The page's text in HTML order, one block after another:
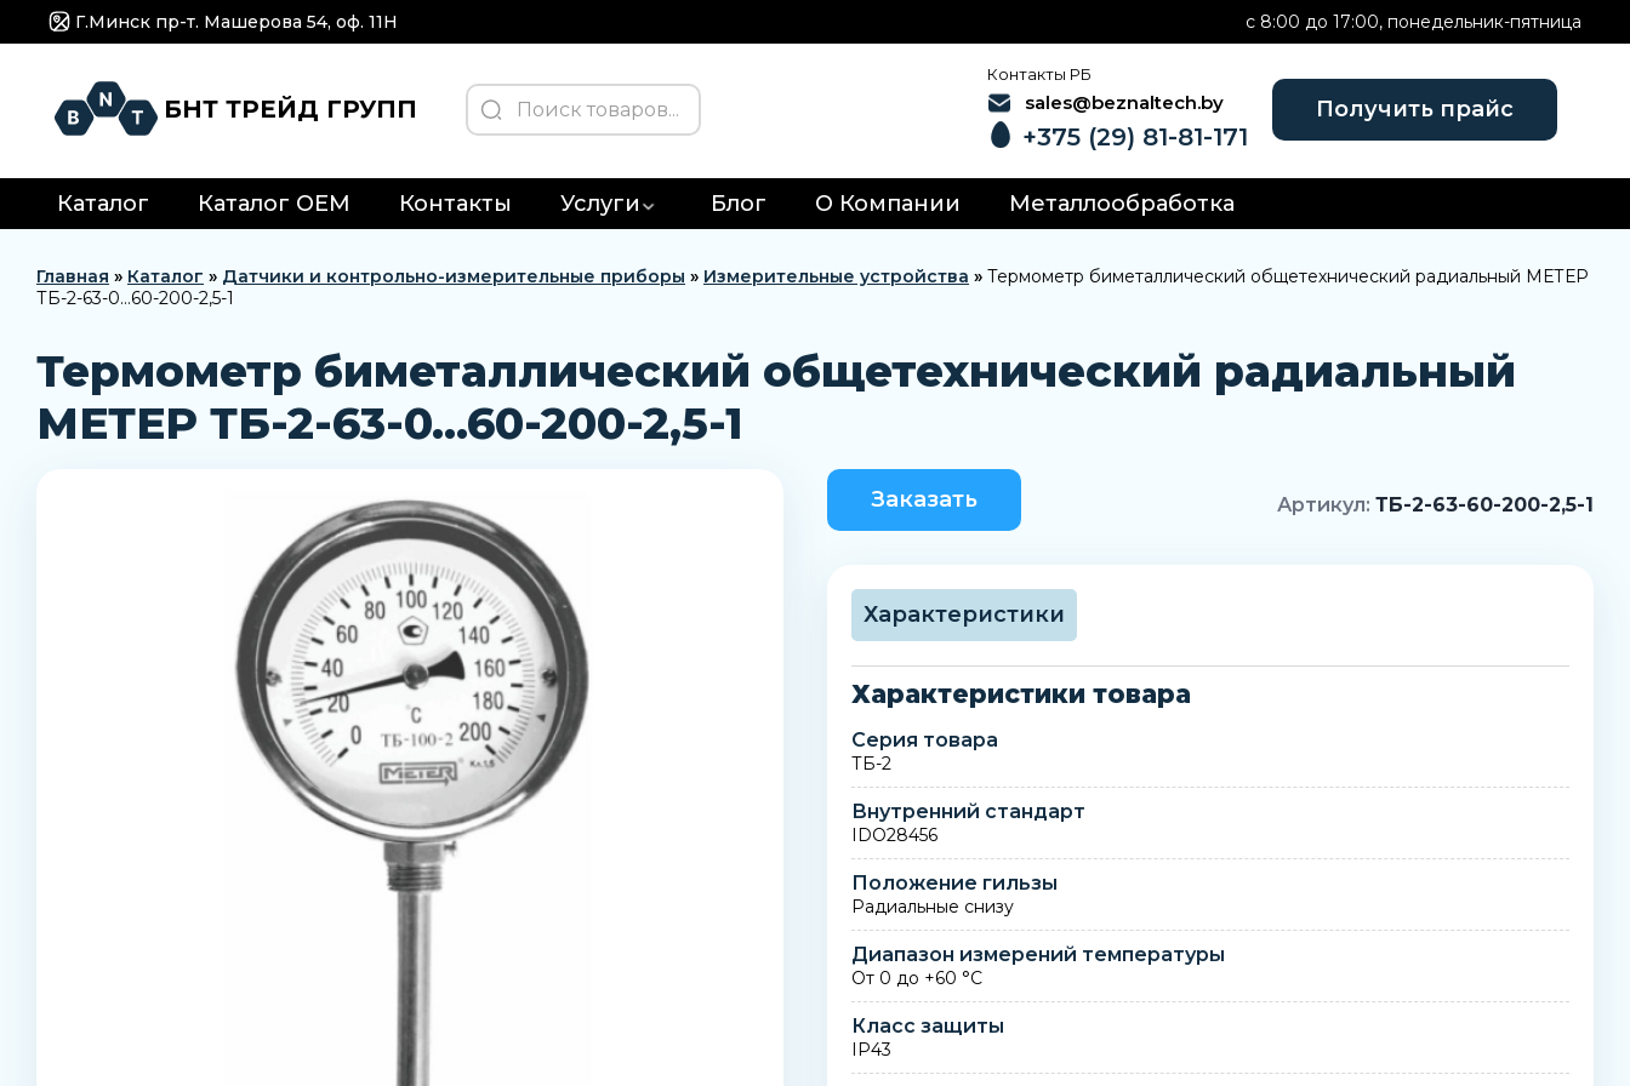
Г.Минск пр-т. Машерова 54, оф. 11H c 8:00 до 17:00, понедельник-пятница
БНТ ТРЕЙД ГРУПП
Контакты РБ
sales@beznaltech.by
+375 (29) 81-81-171
Получить прайс
Каталог Каталог OEM Контакты Услуги Блог О Компании Металлообработка
Главная » Каталог » Датчики и контрольно-измерительные приборы » Измерительные устройства » Термометр биметаллический общетехнический радиальный МЕТЕР
ТБ-2-63-0…60-200-2,5-1
Термометр биметаллический общетехнический радиальный
МЕТЕР ТБ-2-63-0…60-200-2,5-1
Заказать Артикул: ТБ-2-63-60-200-2,5-1
Характеристики
Характеристики товара
Серия товара
ТБ-2
Внутренний стандарт
IDO28456
Положение гильзы
Радиальные снизу
Диапазон измерений температуры
От 0 до +60 °C
Класс защиты
IP43